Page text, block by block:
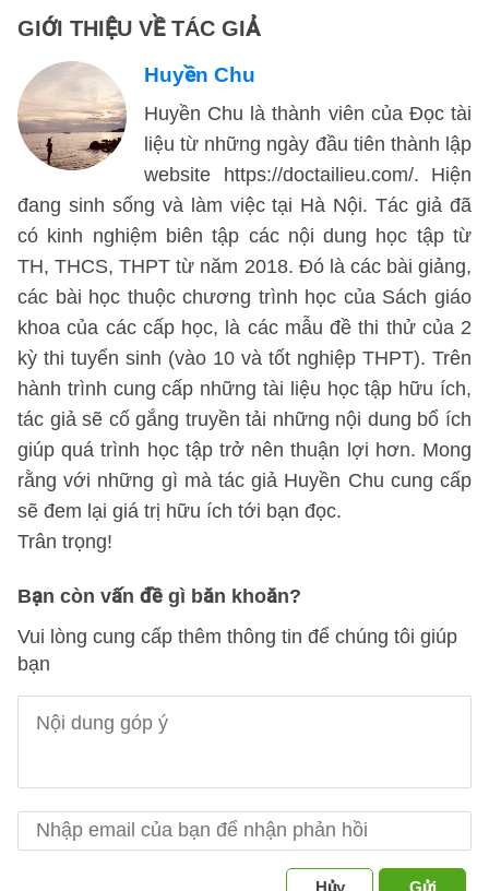
GIỚI THIỆU VỀ TÁC GIẢ
Huyền Chu
Huyền Chu là thành viên của Đọc tài
liệu từ những ngày đầu tiên thành lập
website https://doctailieu.com/. Hiện
đang sinh sống và làm việc tại Hà Nội. Tác giả đã
có kinh nghiệm biên tập các nội dung học tập từ
TH, THCS, THPT từ năm 2018. Đó là các bài giảng,
các bài học thuộc chương trình học của Sách giáo
khoa của các cấp học, là các mẫu đề thi thử của 2
kỳ thi tuyển sinh (vào 10 và tốt nghiệp THPT). Trên
hành trình cung cấp những tài liệu học tập hữu ích,
tác giả sẽ cố gắng truyền tải những nội dung bổ ích
giúp quá trình học tập trở nên thuận lợi hơn. Mong
rằng với những gì mà tác giả Huyền Chu cung cấp
sẽ đem lại giá trị hữu ích tới bạn đọc.
Trân trọng!
Bạn còn vấn đề gì băn khoăn?
Vui lòng cung cấp thêm thông tin để chúng tôi giúp
bạn
Hủy Gửi